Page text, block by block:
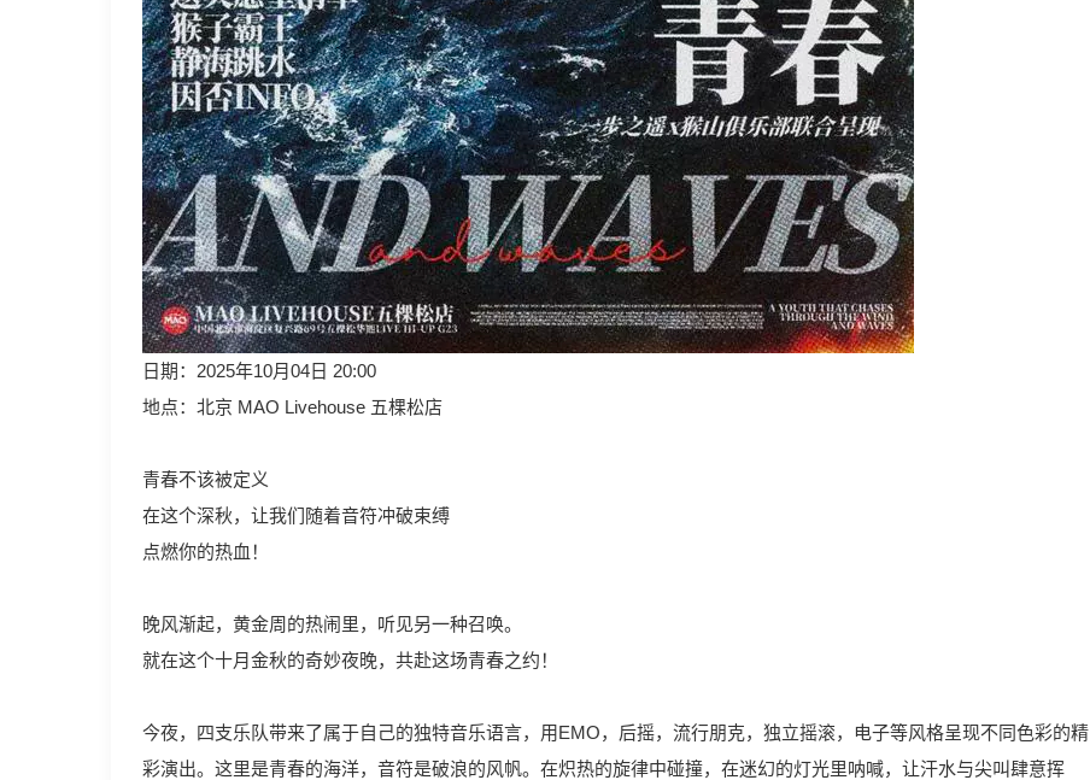
日期：2025年10月04日 20:00
地点：北京 MAO Livehouse 五棵松店
青春不该被定义
在这个深秋，让我们随着音符冲破束缚
点燃你的热血！
晚风渐起，黄金周的热闹里，听见另一种召唤。
就在这个十月金秋的奇妙夜晚，共赴这场青春之约！
今夜，四支乐队带来了属于自己的独特音乐语言，用EMO，后摇，流行朋克，独立摇滚，电子等风格呈现不同色彩的精
彩演出。这里是青春的海洋，音符是破浪的风帆。在炽热的旋律中碰撞，在迷幻的灯光里呐喊，让汗水与尖叫肆意挥